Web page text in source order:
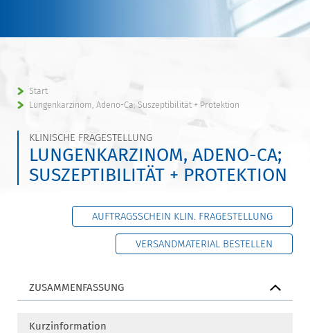
Start
Lungenkarzinom, Adeno-Ca; Suszeptibilität + Protektion
KLINISCHE FRAGESTELLUNG
LUNGENKARZINOM, ADENO-CA;
SUSZEPTIBILITÄT + PROTEKTION
AUFTRAGSSCHEIN KLIN. FRAGESTELLUNG
VERSANDMATERIAL BESTELLEN
ZUSAMMENFASSUNG
Kurzinformation